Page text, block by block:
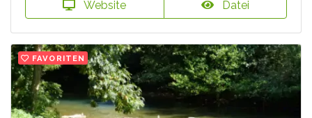
Website Datei
FAVORITEN